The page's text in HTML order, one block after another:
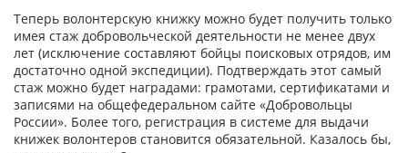
Теперь волонтерскую книжку можно будет получить только
имея стаж добровольческой деятельности не менее двух
лет (исключение составляют бойцы поисковых отрядов, им
достаточно одной экспедиции). Подтверждать этот самый
стаж можно будет наградами: грамотами, сертификатами и
записями на общефедеральном сайте «Добровольцы
России». Более того, регистрация в системе для выдачи
книжек волонтеров становится обязательной. Казалось бы,